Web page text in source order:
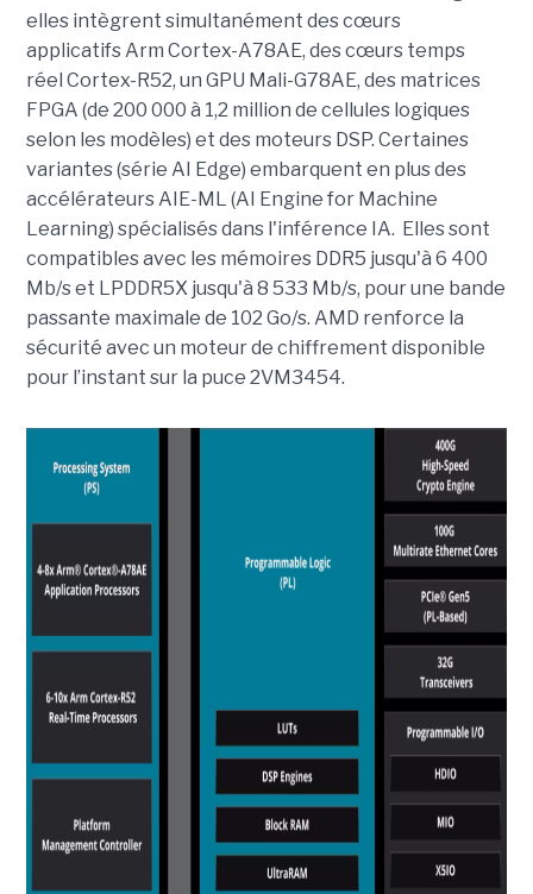
elles intègrent simultanément des cœurs
applicatifs Arm Cortex-A78AE, des cœurs temps
réel Cortex-R52, un GPU Mali-G78AE, des matrices
FPGA (de 200 000 à 1,2 million de cellules logiques
selon les modèles) et des moteurs DSP. Certaines
variantes (série AI Edge) embarquent en plus des
accélérateurs AIE-ML (AI Engine for Machine
Learning) spécialisés dans l'inférence IA. Elles sont
compatibles avec les mémoires DDR5 jusqu'à 6 400
Mb/s et LPDDR5X jusqu'à 8 533 Mb/s, pour une bande
passante maximale de 102 Go/s. AMD renforce la
sécurité avec un moteur de chiffrement disponible
pour l’instant sur la puce 2VM3454.